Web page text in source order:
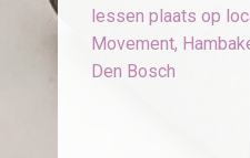
lessen plaats op
Movement,
Den Bosch